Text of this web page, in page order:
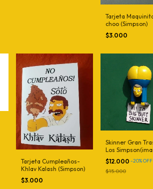
Tarjeta
choo (Simpson)
$3.000
Tarjeta Cumpleaños-
Khlav Kalash (Simpson)
$3.000
Skinner Gran
Los
$12.000 -20%OFF
$15.000